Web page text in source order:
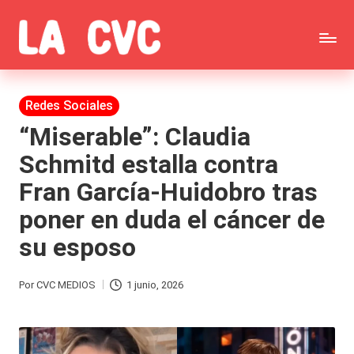
Saltar
al
contenido
C
o
p
u
c
h
a
s
y
ar
Todas
las
noticias
de
la
farándula,
Realitys,
Tierra
Gran
Publicada
en
Redes Sociales
“Miserable”: Claudia
Schmitd estalla contra
Fran García-Huidobro tras
poner en duda el cáncer de
su esposo
Publicado
PorCVC MEDIOS 1 junio, 2026